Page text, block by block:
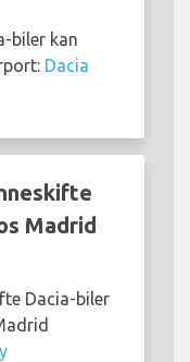
biler kan
Dacia
Madrid
Dacia-biler